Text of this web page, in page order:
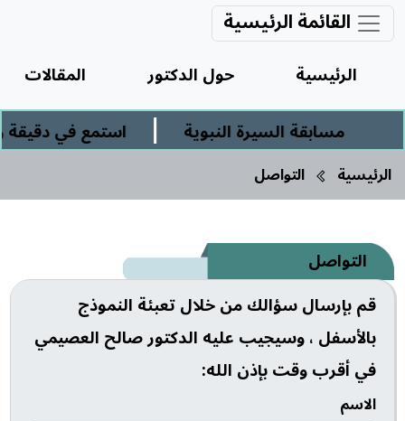
القائمة الرئيسية
الرئيسية حول الدكتور
المقالات
مسابقة السيرة النبوية
| استمع في دقيقة
الرئيسية التواصل
التواصل
قم بإرسال سؤالك من خلال تعبئة النموذج
بالأسفل ، وسيجيب عليه الدكتور صالح العصيمي
في أقرب وقت بإذن الله:
الاسم